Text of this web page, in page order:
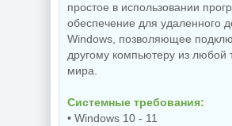
PDF редактор
UPDF 2.5.7.0
ON1
2026.5
NEW
простое в использовании
обеспечение для удаленного
Windows, позволяющее
другому компьютеру из любой
мира.
Системные требования:
• Windows 10 - 11